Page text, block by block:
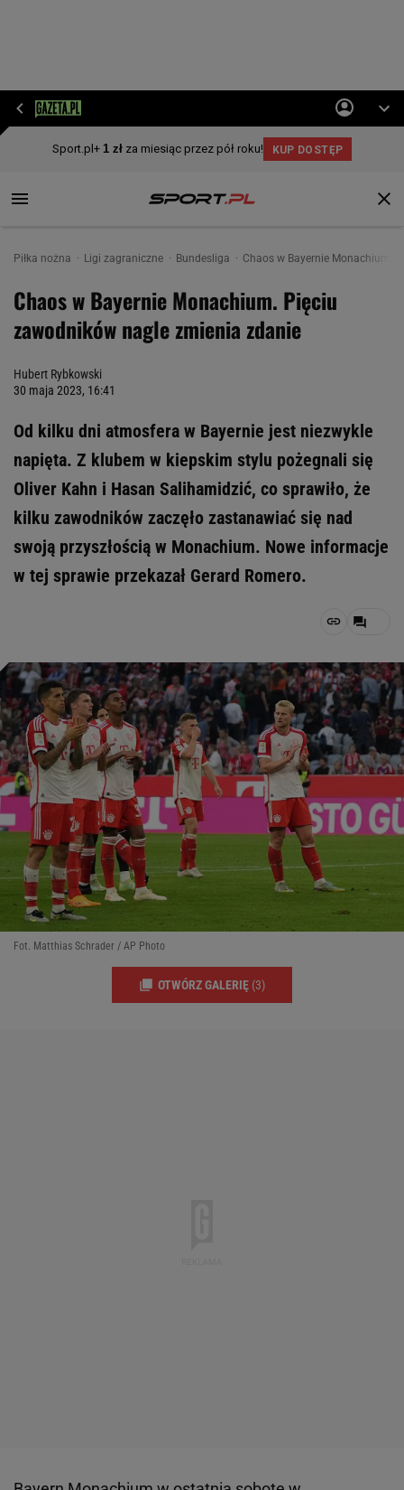
Piłka nożna Ligi zagraniczne Bundesliga Chaos w Bayernie Monachium.
Chaos w Bayernie Monachium. Pięciu
zawodników nagle zmienia zdanie
Hubert Rybkowski
30 maja 2023, 16:41
Od kilku dni atmosfera w Bayernie jest niezwykle
napięta. Z klubem w kiepskim stylu pożegnali się
Oliver Kahn i Hasan Salihamidzić, co sprawiło, że
kilku zawodników zaczęło zastanawiać się nad
swoją przyszłością w Monachium. Nowe informacje
w tej sprawie przekazał Gerard Romero.
Fot. Matthias Schrader / AP Photo
OTWÓRZ GALERIĘ (3)